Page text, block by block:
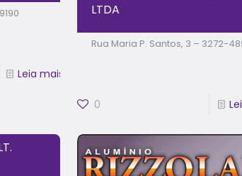
Leia mais
LTDA
Rua Maria P. Santos, 3 – 3272-
0